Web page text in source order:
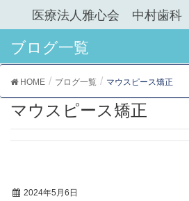
ブログ一覧
HOME ブログ一覧 マウスピース矯正
マウスピース矯正
2024年5月6日
医療法人雅心会 中村歯科